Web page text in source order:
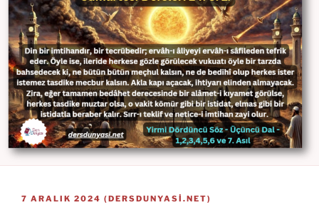
YAYIM
7 ARALIK 2024 (DERSDUNYASI.NET)